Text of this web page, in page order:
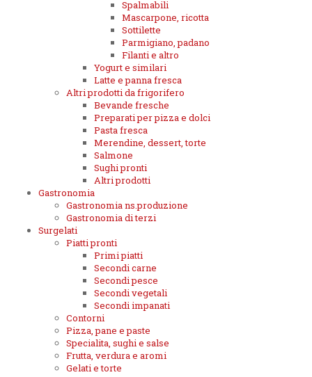
Spalmabili
Mascarpone, ricotta
Sottilette
Parmigiano, padano
Filanti e altro
Yogurt e similari
Latte e panna fresca
Altri prodotti da frigorifero
Bevande fresche
Preparati per pizza e dolci
Pasta fresca
Merendine, dessert, torte
Salmone
Sughi pronti
Altri prodotti
Gastronomia
Gastronomia ns.produzione
Gastronomia di terzi
Surgelati
Piatti pronti
Primi piatti
Secondi carne
Secondi pesce
Secondi vegetali
Secondi impanati
Contorni
Pizza, pane e paste
Specialita, sughi e salse
Frutta, verdura e aromi
Gelati e torte